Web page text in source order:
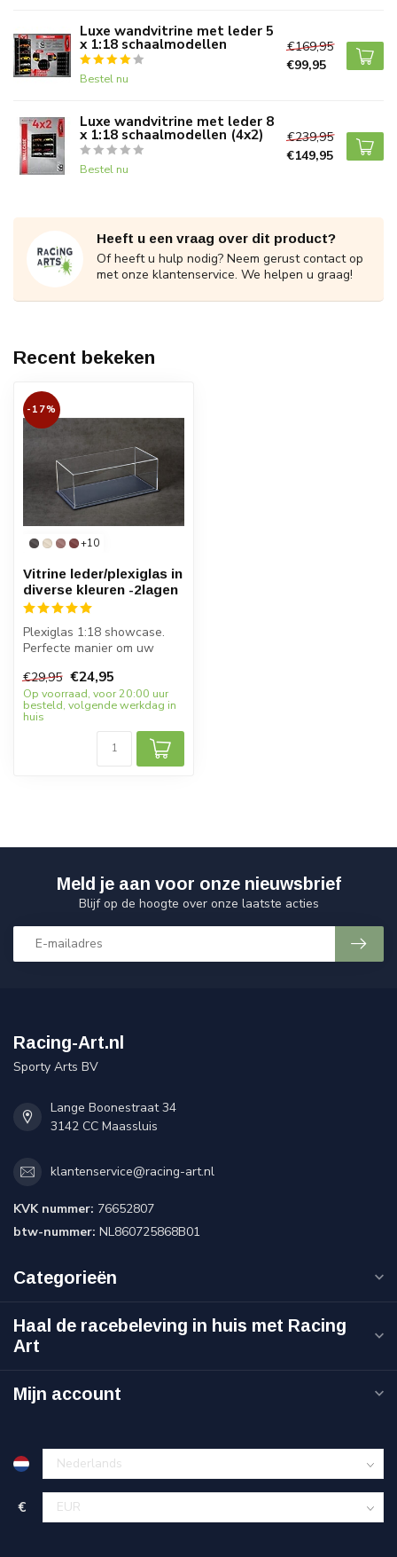
Luxe wandvitrine met leder 5
x 1:18 schaalmodellen
Bestel nu
€169,95
€99,95
Luxe wandvitrine met leder 8
x 1:18 schaalmodellen (4x2)
Bestel nu
€239,95
€149,95
Heeft u een vraag over dit product?
Of heeft u hulp nodig? Neem gerust contact op
met onze klantenservice. We helpen u graag!
Recent bekeken
+10
-17%
Vitrine leder/plexiglas in
diverse kleuren -2lagen
Plexiglas 1:18 showcase.
Perfecte manier om uw
te ze...
€29,95 €24,95
Op voorraad, voor 20:00 uur
besteld, volgende werkdag in
huis
Meld je aan voor onze nieuwsbrief
Blijf op de hoogte over onze laatste acties
Racing-Art.nl
Sporty Arts BV
Lange Boonestraat 34
3142 CC Maassluis
klantenservice@racing-art.nl
KVK nummer: 76652807
btw-nummer: NL860725868B01
Categorieën
Haal de racebeleving in huis met Racing
Art
Mijn account
€